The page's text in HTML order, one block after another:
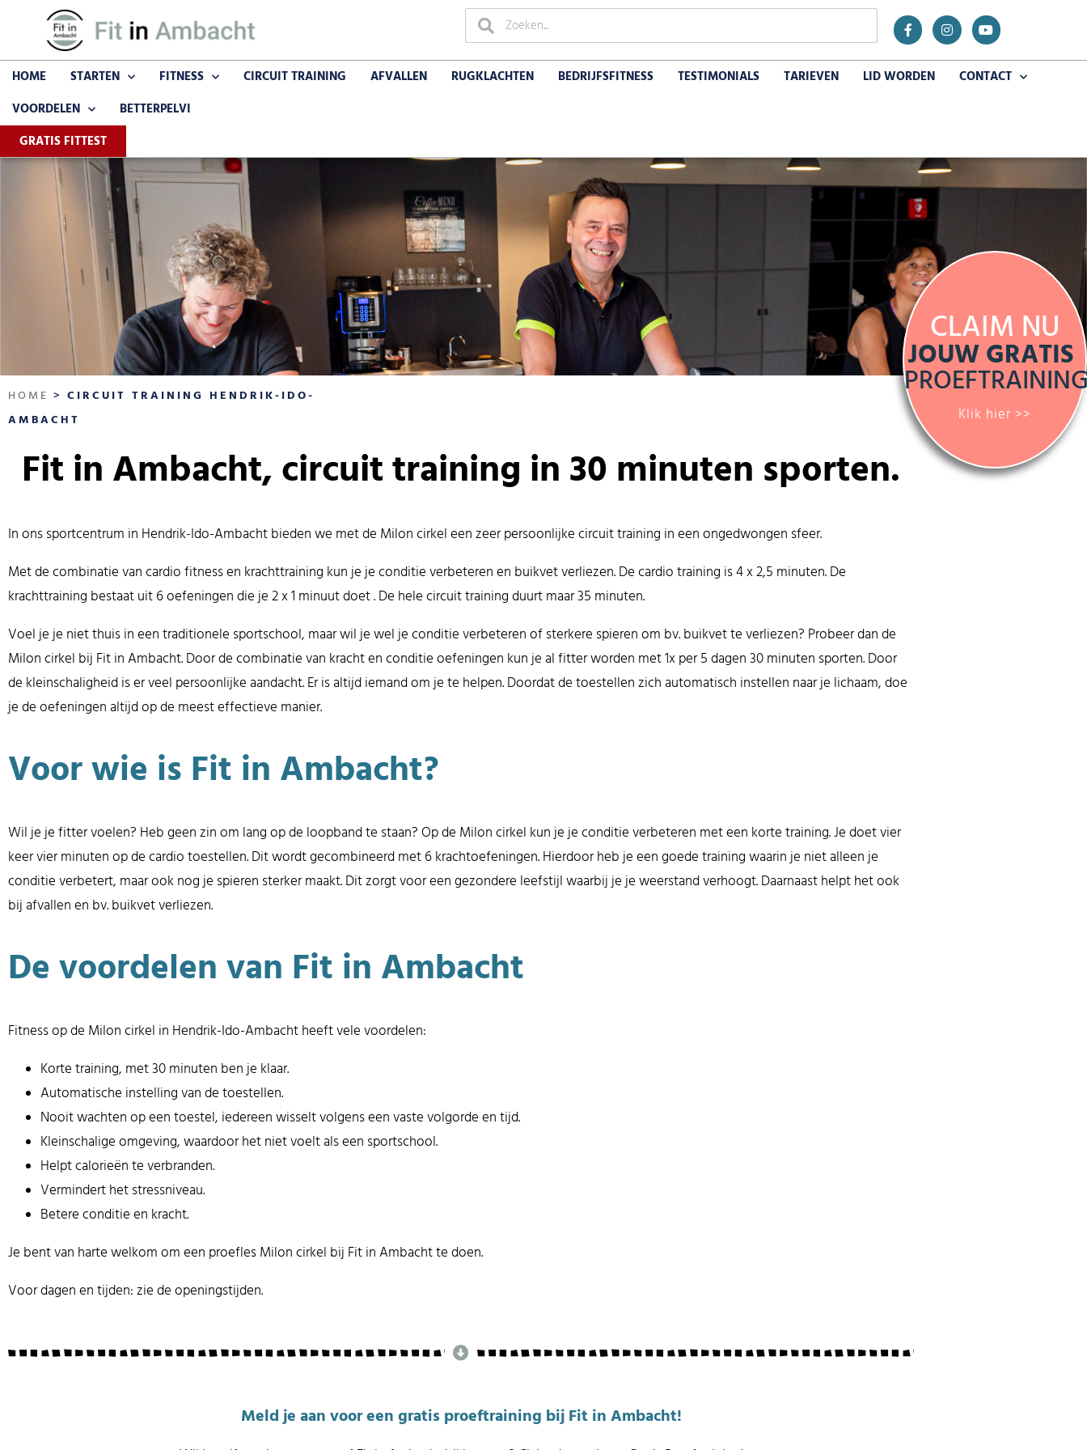
HOME STARTEN FITNESS CIRCUIT TRAINING AFVALLEN RUGKLACHTEN BEDRIJFSFITNESS TESTIMONIALS TARIEVEN LID WORDEN
CONTACT
VOORDELEN
BETTERPELVI
GRATIS FITTEST
CLAIM NU
JOUW GRATIS
Klik hier >>
HOME > CIRCUIT TRAINING HENDRIK-IDO-
AMBACHT
Fit in Ambacht, circuit training in 30 minuten sporten.
In ons sportcentrum in Hendrik-Ido-Ambacht bieden we met de Milon cirkel een zeer persoonlijke circuit training in een ongedwongen sfeer.
Met de combinatie van cardio fitness en krachttraining kun je je conditie verbeteren en buikvet verliezen. De cardio training is 4 x 2,5 minuten. De
krachttraining bestaat uit 6 oefeningen die je 2 x 1 minuut doet . De hele circuit training duurt maar 35 minuten.
Voel je je niet thuis in een traditionele sportschool, maar wil je wel je conditie verbeteren of sterkere spieren om bv. buikvet te verliezen? Probeer dan de
Milon cirkel bij Fit in Ambacht. Door de combinatie van kracht en conditie oefeningen kun je al fitter worden met 1x per 5 dagen 30 minuten sporten. Door
de kleinschaligheid is er veel persoonlijke aandacht. Er is altijd iemand om je te helpen. Doordat de toestellen zich automatisch instellen naar je lichaam, doe
je de oefeningen altijd op de meest effectieve manier.
Voor wie is Fit in Ambacht?
Wil je je fitter voelen? Heb geen zin om lang op de loopband te staan? Op de Milon cirkel kun je je conditie verbeteren met een korte training. Je doet vier
keer vier minuten op de cardio toestellen. Dit wordt gecombineerd met 6 krachtoefeningen. Hierdoor heb je een goede training waarin je niet alleen je
conditie verbetert, maar ook nog je spieren sterker maakt. Dit zorgt voor een gezondere leefstijl waarbij je je weerstand verhoogt. Daarnaast helpt het ook
bij afvallen en bv. buikvet verliezen.
De voordelen van Fit in Ambacht
Fitness op de Milon cirkel in Hendrik-Ido-Ambacht heeft vele voordelen:
Korte training, met 30 minuten ben je klaar.
Automatische instelling van de toestellen.
Nooit wachten op een toestel, iedereen wisselt volgens een vaste volgorde en tijd.
Kleinschalige omgeving, waardoor het niet voelt als een sportschool.
Helpt calorieën te verbranden.
Vermindert het stressniveau.
Betere conditie en kracht.
Je bent van harte welkom om een proefles Milon cirkel bij Fit in Ambacht te doen.
Voor dagen en tijden: zie de openingstijden.
Meld je aan voor een gratis proeftraining bij Fit in Ambacht!